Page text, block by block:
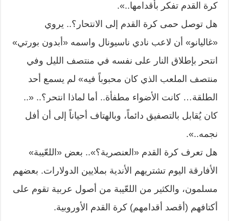
كرة القدم تفكر بأقدامها..».
هل توصل حمى كرة القدم إلى الانتحار؟.. يروي
«غاليانو» أن لاعب نادي ناسيونال واسمه «أبدون بورتي»
انتحر بإطلاق النار على نفسه في منتصف الليل وفي
منتصف الملعب الذي كان محبوباً فيه» لم يسمع أحد
الطلقة… كانت الأضواء مطفأة.. أما لماذا انتحر؟.. «..
كان يُقابل بالتصفيق دائماً، وبالهتاف أحياناً إلى أن أفل
نجمه..».
هل تعرف كرة القدم «العنصرية؟».. بعض «اللعّيبة»
الأفارقة اليوم تشتريهم الأندية بملايين الدولارات. بعضهم
مسلمون، والكثير من اللعّيبة من أصول عربية تقوم على
أكتافهم (أقصد أقدامهم) كرة القدم الأوروبية.